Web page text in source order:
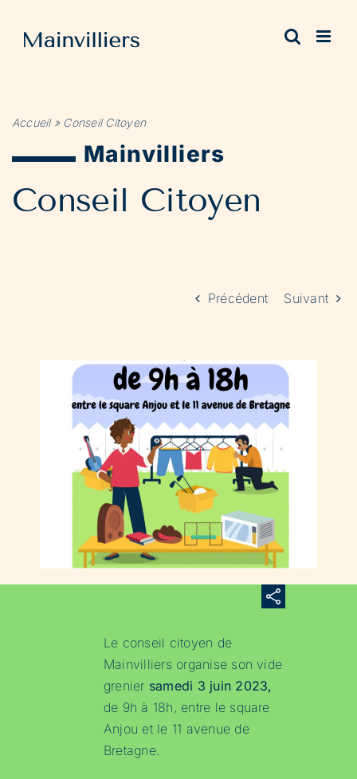
contenu
Accueil» Conseil Citoyen
Mainvilliers
Conseil Citoyen
Précédent Suivant
Le conseil citoyen de
Mainvilliers organise son vide
grenier samedi 3 juin 2023,
de 9h à 18h, entre le square
Anjou et le 11 avenue de
Bretagne.